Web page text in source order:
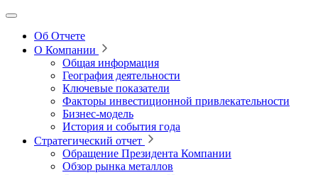
Об Отчете
О Компании
Общая информация
География деятельности
Ключевые показатели
Факторы инвестиционной привлекательности
Бизнес-модель
История и события года
Стратегический отчет
Обращение Президента Компании
Обзор рынка металлов